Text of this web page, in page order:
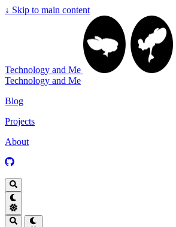
↓ Skip to main content
Technology and Me
Technology and Me
Blog
Projects
About